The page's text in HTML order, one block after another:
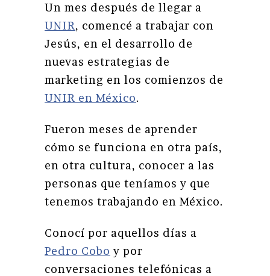
Un mes después de llegar a
UNIR, comencé a trabajar con
Jesús, en el desarrollo de
nuevas estrategias de
marketing en los comienzos de
UNIR en México.
Fueron meses de aprender
cómo se funciona en otra país,
en otra cultura, conocer a las
personas que teníamos y que
tenemos trabajando en México.
Conocí por aquellos días a
Pedro Cobo y por
conversaciones telefónicas a